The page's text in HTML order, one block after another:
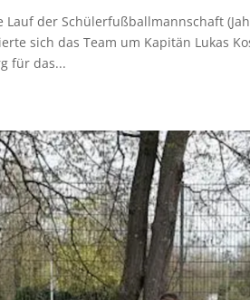
der Schülerfußballmannschaft
sich das Team um Kapitän Lukas
für das...